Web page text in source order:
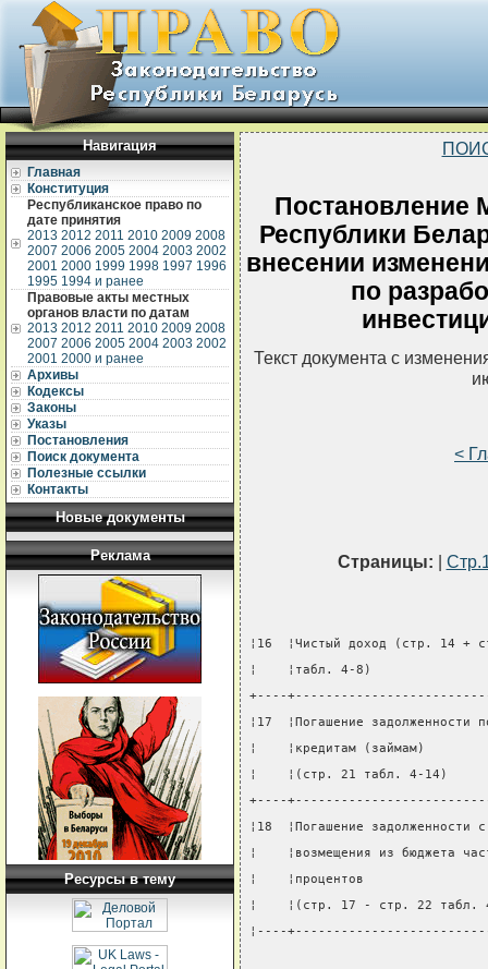
Навигация
Главная
Конституция
Республиканское право по
дате принятия
2013 2012 2011 2010 2009 2008
2007 2006 2005 2004 2003 2002
2001 2000 1999 1998 1997 1996
1995 1994 и ранее
Правовые акты местных
органов власти по датам
2013 2012 2011 2010 2009 2008
2007 2006 2005 2004 2003 2002
2001 2000 и ранее
Архивы
Кодексы
Законы
Указы
Постановления
Поиск документа
Полезные ссылки
Контакты
Новые документы
Реклама
Ресурсы в тему
Постановление
Республики
внесении
по
Текст документа с
<
Страницы:
¦16  ¦Чистый доход (стр.
¦    ¦табл. 4-8)
+----
¦17  ¦Погашение
¦    ¦кредитам (займам)
¦    ¦(стр. 21 табл. 4-
+----
¦18  ¦Погашение
¦    ¦возмещения из
¦    ¦процентов
¦    ¦(стр. 17 - стр. 22
¦----